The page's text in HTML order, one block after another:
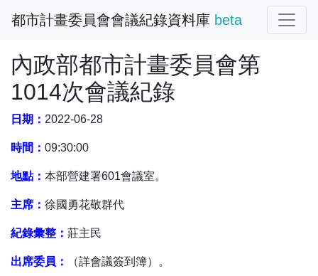
都市計畫委員會會議紀錄資料庫 beta
內政部都市計畫委員會第
1014次會議紀錄
日期： 2022-06-28
時間： 09:30:00
地點： 本部營建署601會議室。
主席： 徐國勇花敬群代
紀錄彙整： 莊主民
出席委員： （詳會議簽到簿）。